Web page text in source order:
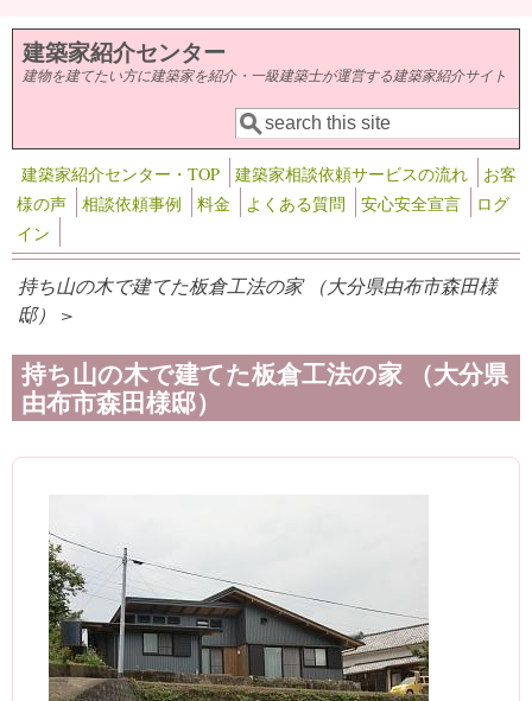
メインコンテンツに移動
建築家紹介センター
建物を建てたい方に建築家を紹介・一級建築士が運営する建築家紹介サイト
検索フォーム
検索
建築家紹介センター・TOP 建築家相談依頼サービスの流れ
お客
様の声
相談依頼事例 料金 よくある質問 安心安全宣言
ログ
イン
持ち山の木で建てた板倉工法の家 （大分県由布市森田様
邸） >
持ち山の木で建てた板倉工法の家 （大分県
由布市森田様邸）